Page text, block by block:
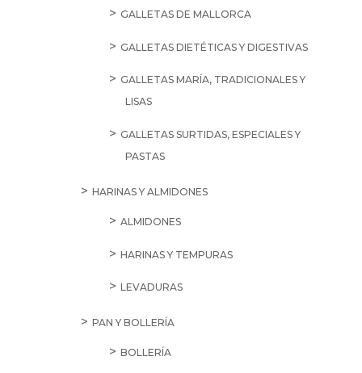
GALLETAS DE MALLORCA
GALLETAS DIETÉTICAS Y DIGESTIVAS
GALLETAS MARÍA, TRADICIONALES Y
LISAS
GALLETAS SURTIDAS, ESPECIALES Y
PASTAS
HARINAS Y ALMIDONES
ALMIDONES
HARINAS Y TEMPURAS
LEVADURAS
PAN Y BOLLERÍA
BOLLERÍA